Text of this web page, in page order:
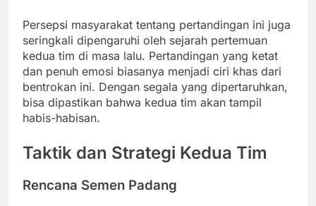
Persepsi masyarakat tentang pertandingan ini juga
seringkali dipengaruhi oleh sejarah pertemuan
kedua tim di masa lalu. Pertandingan yang ketat
dan penuh emosi biasanya menjadi ciri khas dari
bentrokan ini. Dengan segala yang dipertaruhkan,
bisa dipastikan bahwa kedua tim akan tampil
habis-habisan.
Taktik dan Strategi Kedua Tim
Rencana Semen Padang